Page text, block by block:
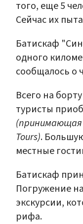
того, еще 5
Сейчас их
Батискаф
одного
сообщалось о
Всего на
туристы
(принимающая
Tours).
местные
Батискаф
Погружение
экскурсии,
рифа.